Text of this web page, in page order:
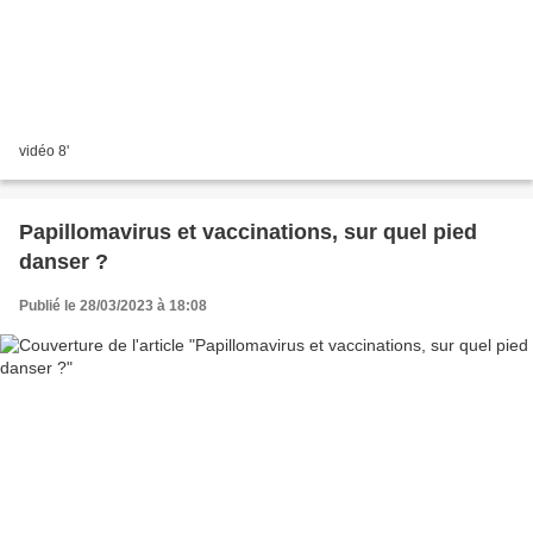
vidéo 8'
Papillomavirus et vaccinations, sur quel pied
danser ?
Publié le 28/03/2023 à 18:08